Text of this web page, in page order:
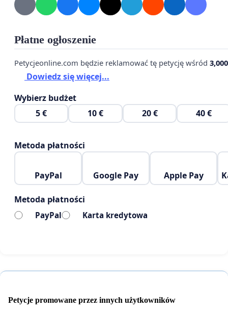
zaistnienie tego trendu w Ząbkach. Wnioskujemy
wskazanym miejscu powstał ten atrakcyjny plac
nasz wniosek zostanie pozytywnie i szybko
Burmistrz i Radę Miasta.
Załącznik - opis projektu -zdjęcia projektu placu
Płatne ogłoszenie
Petycjeonline.com będzie reklamować tę petycję wśród 3,000
Dowiedz się więcej...
Wybierz budżet
5 €
10 € 20 € 40 €
Metoda płatności
PayPal Google Pay Apple Pay
Metoda płatności
PayPal Karta kredytowa
Petycje promowane przez innych użytkowników